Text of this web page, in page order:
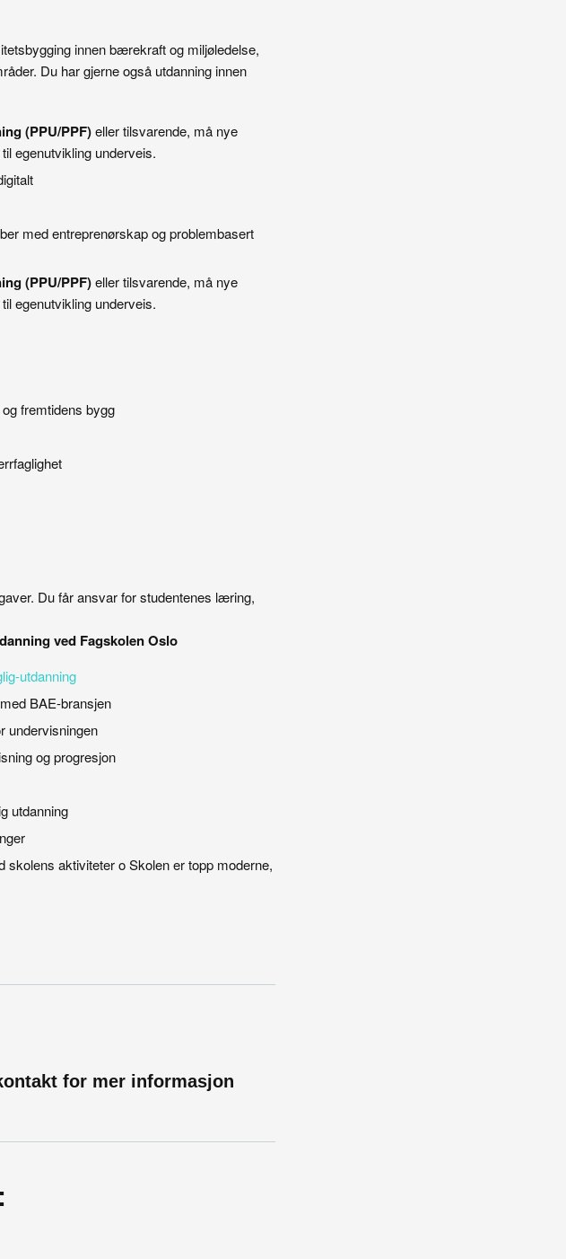
innen bærekraft og miljøledelse,
Du har gjerne også utdanning innen
(PPU/PPF)eller tilsvarende, må nye
egenutvikling underveis.
med entreprenørskap og problembasert
(PPU/PPF)eller tilsvarende, må nye
egenutvikling underveis.
fremtidens bygg
Du får ansvar for studentenes læring,
ved Fagskolen Oslo
utdanning
BAE-bransjen
undervisningen
og progresjon
utdanning
aktiviteter o Skolen er topp moderne,
for mer informasjon